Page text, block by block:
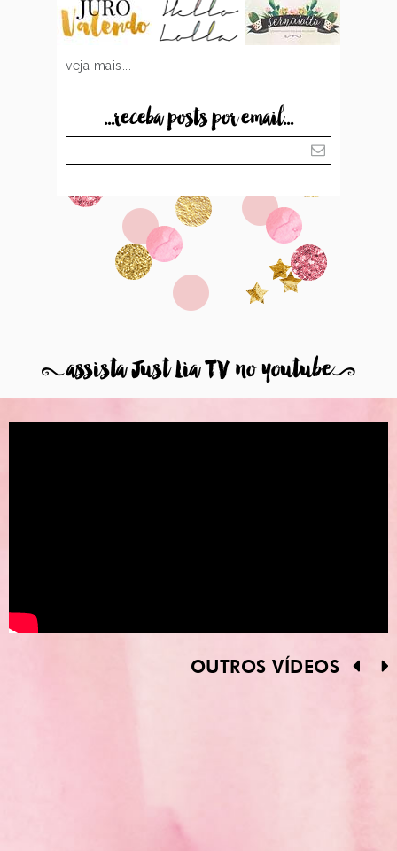
veja mais...
...receba posts por email...
8assista Just Lia TV no youtube9
OUTROS VÍDEOS